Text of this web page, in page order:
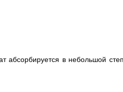
абсорбируется в небольшой